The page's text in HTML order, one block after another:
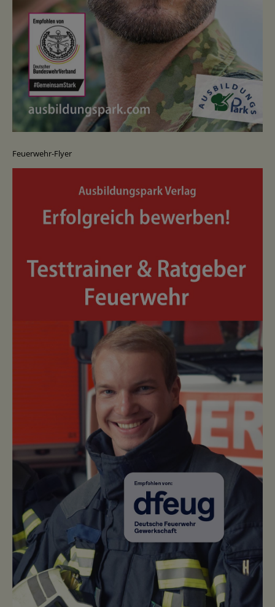
Feuerwehr-Flyer